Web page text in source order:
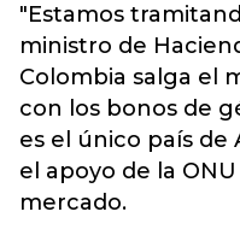
"Estamos
ministro de
Colombia salga el
con los bonos de
es el único país
el apoyo de la ONU
mercado.